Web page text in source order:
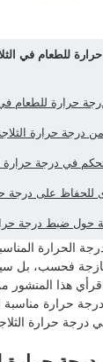
للطعام في
حرارة للطعام في
درجة حرارة
في درجة حرارة
للحفاظ على درجة
حول ضبط درجة
الحرارة
فحسب، بل
هذا المنشور
حرارة مناسبة
درجة حرارة